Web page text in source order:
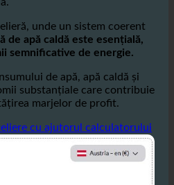
unde un sistem coerent
de apă caldă este esențială,
semnificative de energie.
de apă, apă caldă și
substanțiale care contribuie
marjelor de profit.
cu ajutorul calculatorului